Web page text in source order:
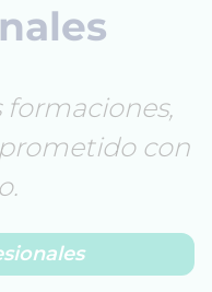
formaciones,
con